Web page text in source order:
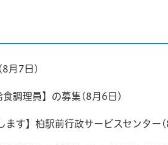
月7日)
食調理員】の募集(8月6日)
ます】柏駅前行政サービスセンター